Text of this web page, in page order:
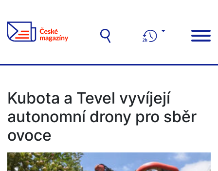
Kubota a Tevel vyvíjejí
autonomní drony pro sběr
ovoce